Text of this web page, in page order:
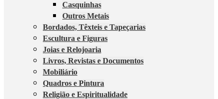
Casquinhas
Outros Metais
Bordados, Têxteis e Tapeçarias
Escultura e Figuras
Joias e Relojoaria
Livros, Revistas e Documentos
Mobiliário
Quadros e Pintura
Religião e Espiritualidade